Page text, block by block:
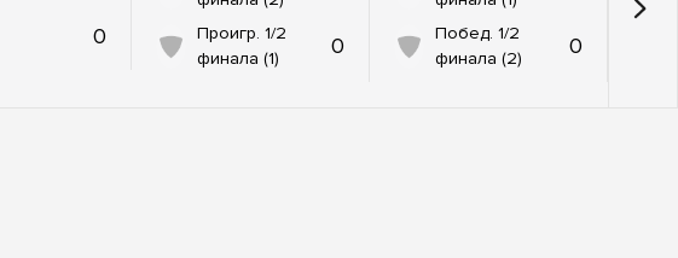
0
Проигр. 1/2
финала (1)
0
Побед. 1/2
финала (2)
0